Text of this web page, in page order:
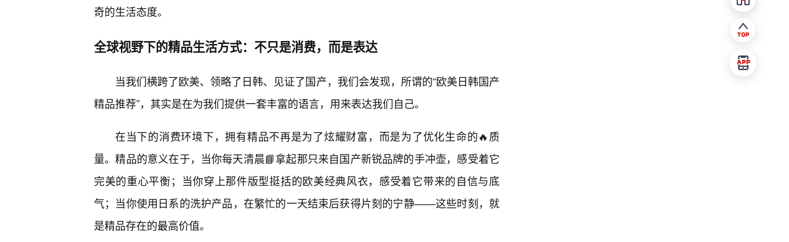
奇的生活态度。
全球视野下的精品生活方式：不只是消费，而是表达
当我们横跨了欧美、领略了日韩、见证了国产，我们会发现，所谓的“欧美日韩国产
精品推荐”，其实是在为我们提供一套丰富的语言，用来表达我们自己。
在当下的消费环境下，拥有精品不再是为了炫耀财富，而是为了优化生命的🔥质
量。精品的意义在于，当你每天清晨📘拿起那只来自国产新锐品牌的手冲壶，感受着它
完美的重心平衡；当你穿上那件版型挺括的欧美经典风衣，感受着它带来的自信与底
气；当你使用日系的洗护产品，在繁忙的一天结束后获得片刻的宁静——这些时刻，就
是精品存在的最高价值。